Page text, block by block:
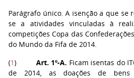
Parágrafo único. A isenção a que se
se a atividades vinculadas à
competições Copa das
do Mundo da Fifa de 2014.
(1) Art. 1º-A. Ficam isentas do
de 2014, as doações de